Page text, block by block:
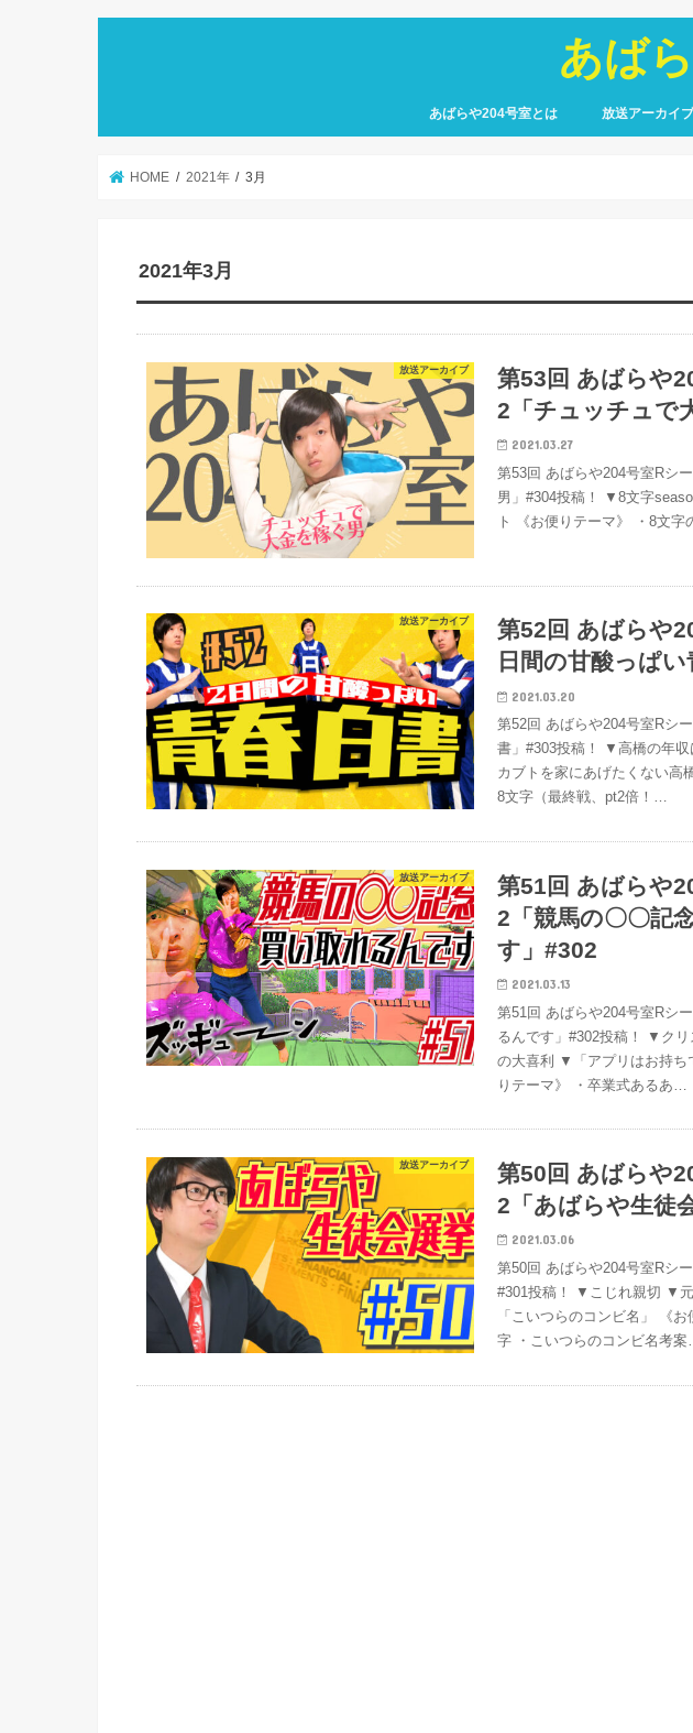
あば
あばらや204号室とは 放送アーカイブ
HOME 2021年 3月
2021年3月
放送アーカイブ
第53回 あばらや
2「チュッチュで
2021.03.27
第53回 あばらや204号室Rシ
男」#304投稿！ ▼8文字
ト 《お便りテーマ》 ・8文
放送アーカイブ
第52回 あばらや
日間の甘酸っぱ
2021.03.20
第52回 あばらや204号室Rシ
書」#303投稿！ ▼高橋の年
カブトを家にあげたくない高
8文字（最終戦、pt2倍！…
放送アーカイブ
第51回 あばらや
2「競馬の〇〇記
す」#302
2021.03.13
第51回 あばらや204号室Rシ
るんです」#302投稿！ ▼ク
の大喜利 ▼「アプリはお持ち
りテーマ》 ・卒業式あるあ…
放送アーカイブ
第50回 あばらや
2「あばらや生徒
2021.03.06
第50回 あばらや204号室Rシ
#301投稿！ ▼こじれ親切 ▼
「こいつらのコンビ名」 《
字 ・こいつらのコンビ名考